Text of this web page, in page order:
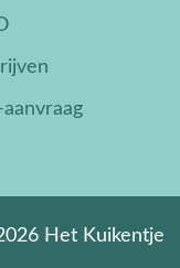
Het Kuikentje